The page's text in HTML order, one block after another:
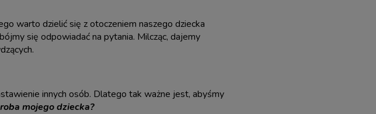
warto dzielić się z otoczeniem naszego dziecka
się odpowiadać na pytania. Milcząc, dajemy
innych osób. Dlatego tak ważne jest, abyśmy
mojego dziecka?